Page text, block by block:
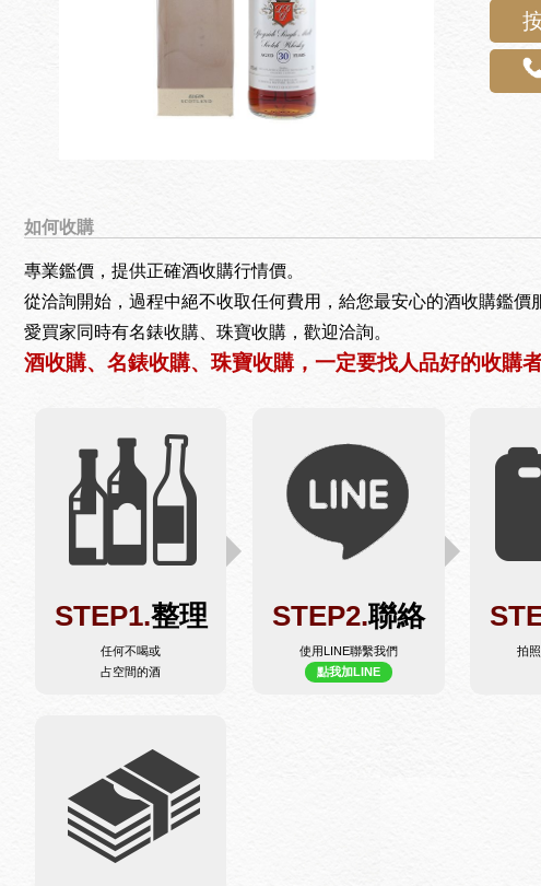
如何收購
專業鑑價，提供正確酒收購行情價。
從洽詢開始，過程中絕不收取任何費用，給您最安心的酒收購鑑價
愛買家同時有名錶收購、珠寶收購，歡迎洽詢。
酒收購、名錶收購、珠寶收購，一定要找人品好的收購
STEP1.整理
任何不喝或
占空間的酒
STEP2.聯絡
使用LINE聯繫我們
點我加LINE
拍